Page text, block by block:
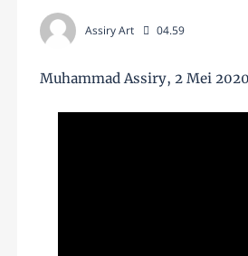
Assiry Art 04.59
Muhammad Assiry, 2 Mei 2020